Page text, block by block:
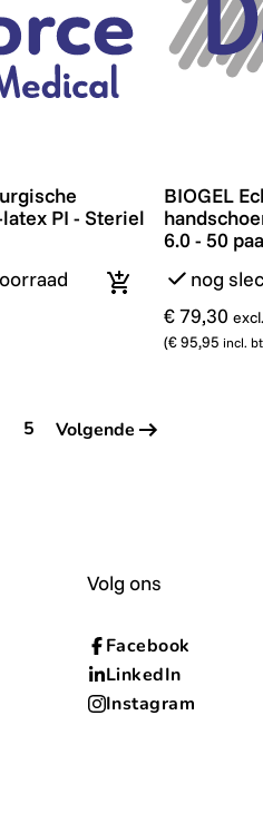
- Maat 8.0 - 50 paar
handschoenen -
PI - Steriel
In winkelmandje
BIOGEL
BIOGEL
6.0 - 50
nog
€ 79,30
(€ 95,95 incl.
5 Volgende
Volg ons
Facebook
LinkedIn
Instagram